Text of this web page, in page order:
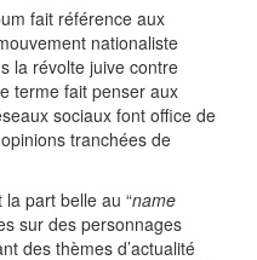
fait référence aux
nationaliste
la révolte juive contre
terme fait penser aux
sociaux font office de
tranchées de
part belle au “name
sur des personnages
des thèmes d’actualité